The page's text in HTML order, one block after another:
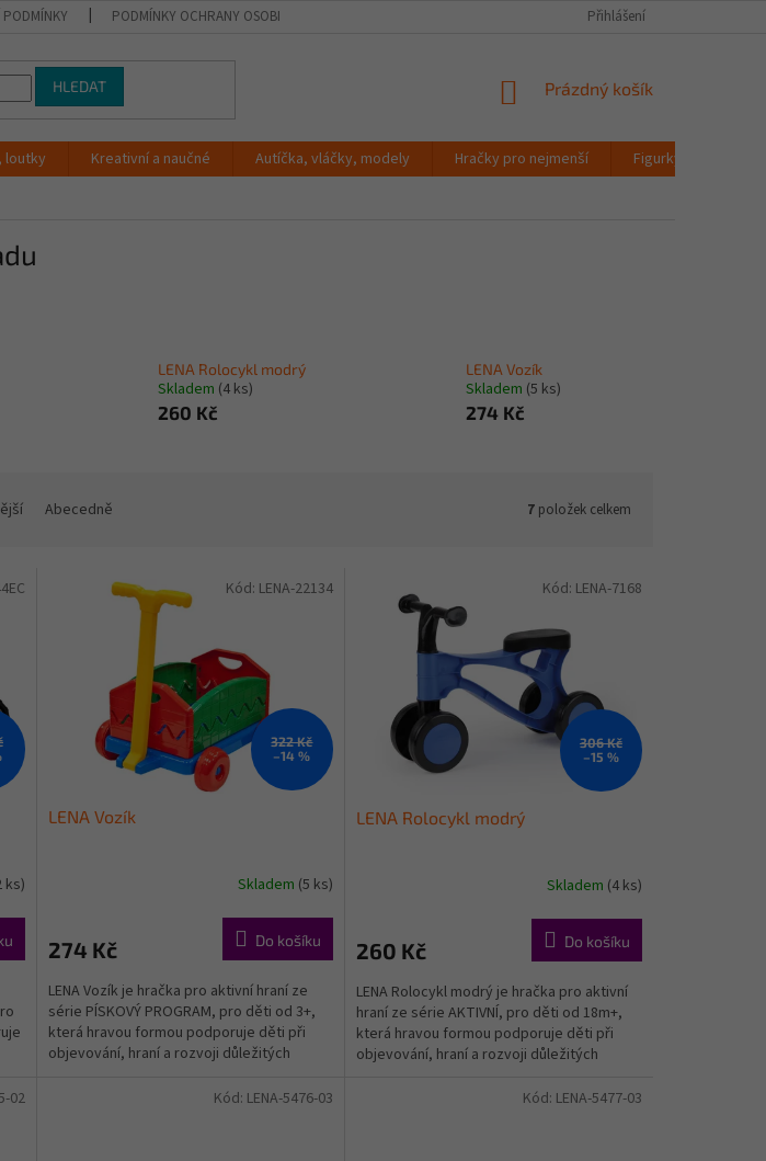
PODMÍNKY OCHRANY OSOBNÍCH ÚDAJŮ Přihlášení
HLEDAT
NÁKUPNÍ
Prázdný košík
loutky Kreativní a naučné Autíčka, vláčky, modely Hračky pro nejmenší
Figurky a zvířátka
LENA Rolocykl modrý
Skladem (4 ks)
260 Kč
LENA Vozík
Skladem (5 ks)
274 Kč
Abecedně 7 položek celkem
ks)
322 Kč
–14 %
LENA Vozík
Skladem (5 ks)
274 Kč Do košíku
LENA Vozík je hračka pro aktivní hraní ze
série PÍSKOVÝ PROGRAM, pro děti od 3+,
která hravou formou podporuje děti při
objevování, hraní a rozvoji důležitých
Kód: LENA-22134
306 Kč
–15 %
LENA Rolocykl modrý
Skladem (4 ks)
260 Kč Do košíku
LENA Rolocykl modrý je hračka pro aktivní
hraní ze série AKTIVNÍ, pro děti od 18m+,
která hravou formou podporuje děti při
objevování, hraní a rozvoji důležitých
Kód: LENA-7168
02 Kód: LENA-5476-03 Kód: LENA-5477-03